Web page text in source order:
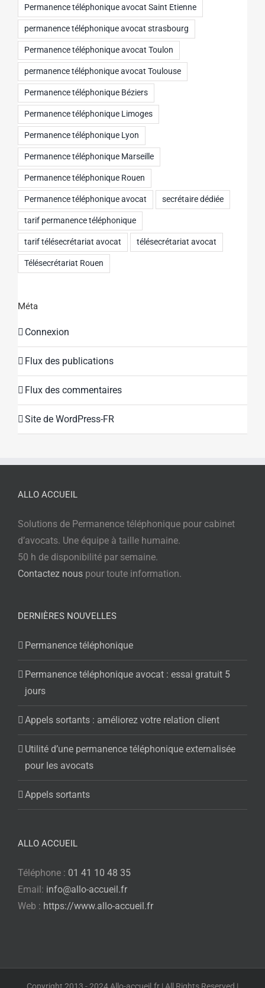
Permanence téléphonique avocat Saint Etienne
permanence téléphonique avocat strasbourg
Permanence téléphonique avocat Toulon
permanence téléphonique avocat Toulouse
Permanence téléphonique Béziers
Permanence téléphonique Limoges
Permanence téléphonique Lyon
Permanence téléphonique Marseille
Permanence téléphonique Rouen
Permanence téléphonique avocat secrétaire dédiée
tarif permanence téléphonique
tarif télésecrétariat avocat télésecrétariat avocat
Télésecrétariat Rouen
Méta
Connexion
Flux des publications
Flux des commentaires
Site de WordPress-FR
ALLO ACCUEIL
Solutions de Permanence téléphonique pour cabinet
d’avocats. Une équipe à taille humaine.
50 h de disponibilité par semaine.
Contactez nous pour toute information.
DERNIÈRES NOUVELLES
Permanence téléphonique
Permanence téléphonique avocat : essai gratuit 5
jours
Appels sortants : améliorez votre relation client
Utilité d’une permanence téléphonique externalisée
pour les avocats
Appels sortants
ALLO ACCUEIL
Téléphone : 01 41 10 48 35
Email: info@allo-accueil.fr
Web : https://www.allo-accueil.fr